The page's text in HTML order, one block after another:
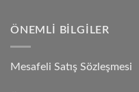
ÖNEMLI BILGILER
Mesafeli Satış Sözleşmesi